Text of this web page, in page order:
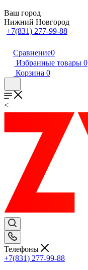
Ваш город
Нижний Новгород
+7(831) 277-99-88
Сравнение0
Избранные товары 0
Корзина 0
<
Телефоны
+7(831) 277-99-88